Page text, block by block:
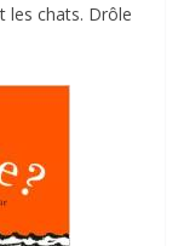
les chats. Drôle